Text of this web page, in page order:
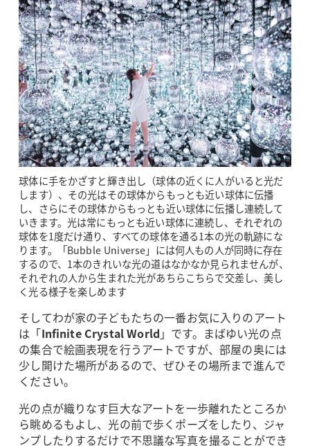
球体に手をかざすと輝き出し（球体の近くに人がいると光だ
します）、その光はその球体からもっとも近い球体に伝播
し、さらにその球体からもっとも近い球体に伝播し連続して
いきます。光は常にもっとも近い球体に連続し、それぞれの
球体を1度だけ通り、すべての球体を通る1本の光の軌跡にな
ります。「Bubble Universe」には何人もの人が同時に存在
するので、1本のきれいな光の道はなかなか見られませんが、
それぞれの人から生まれた光があちらこちらで交差し、美し
く光る様子を楽しめます
そしてわが家の子どもたちの一番お気に入りのアート
は「Infinite Crystal World 」です。まばゆい光の点
の集合で絵画表現を行うアートですが、部屋の奥には
少し開けた場所があるので、ぜひその場所まで進んで
ください。
光の点が織りなす巨大なアートを一歩離れたところか
ら眺めるもよし、光の前で歩くポーズをしたり、ジャ
ンプしたりするだけで不思議な写真を撮ることができ